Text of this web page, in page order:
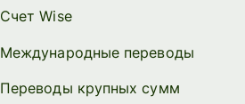
Счет Wise
Международные переводы
Переводы крупных сумм